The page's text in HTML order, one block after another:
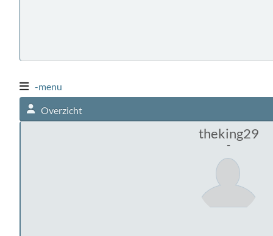
-menu
Overzicht
theking29
-